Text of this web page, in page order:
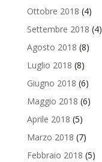
Ottobre 2018 (4)
Settembre 2018 (4)
Agosto 2018 (8)
Luglio 2018 (8)
Giugno 2018 (6)
Maggio 2018 (6)
Aprile 2018 (5)
Marzo 2018 (7)
Febbraio 2018 (5)